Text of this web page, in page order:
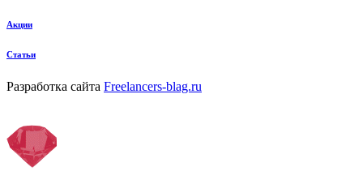
Акции
Статьи
Разработка сайта Freelancers-blag.ru